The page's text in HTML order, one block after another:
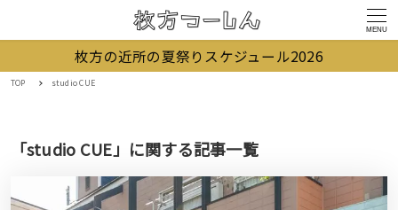
MENU
枚方の近所の夏祭りスケジュール2026
TOP studio CUE
「studio CUE」に関する記事一覧